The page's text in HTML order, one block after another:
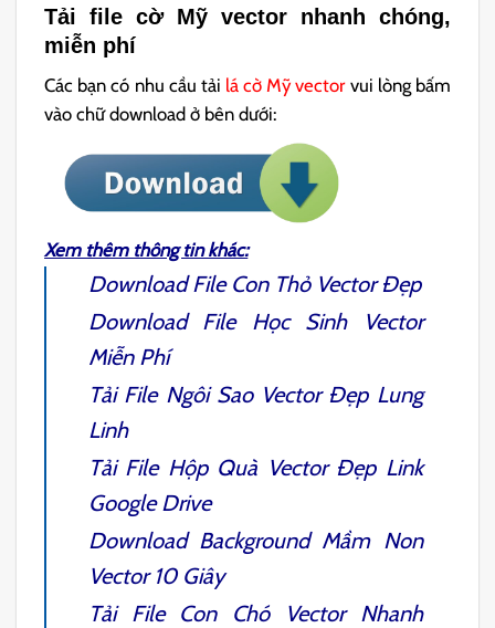
Tải file cờ Mỹ vector nhanh chóng,
miễn phí
Các bạn có nhu cầu tải lá cờ Mỹ vectorvui lòng bấm
vào chữ download ở bên dưới:
Xem thêm thông tin khác:
Download File Con Thỏ VectorĐẹp
Download File Học Sinh Vector
Miễn Phí
Tải File Ngôi Sao VectorĐẹp Lung
Linh
Tải File Hộp Quà VectorĐẹp Link
Google Drive
Download Background Mầm Non
Vector10 Giây
Tải File Con Chó VectorNhanh